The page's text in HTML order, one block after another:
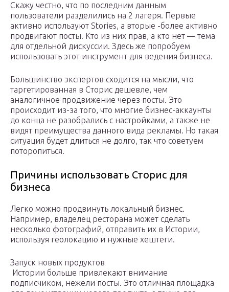
Скажу честно, что по последним данным
пользователи разделились на 2 лагеря. Первые
активно используют Stories, а вторые -более активно
продвигают посты. Кто из них прав, а кто нет — тема
для отдельной дискуссии. Здесь же попробуем
использовать этот инструмент для ведения бизнеса.
Большинство экспертов сходится на мысли, что
таргетированная в Сторис дешевле, чем
аналогичное продвижение через посты. Это
происходит из-за того, что многие бизнес-аккаунты
до конца не разобрались с настройками, а также не
видят преимущества данного вида рекламы. Но такая
ситуация будет длиться не долго, так что советуем
поторопиться.
Причины использовать Сторис для
бизнеса
Легко можно продвинуть локальный бизнес.
Например, владелец ресторана может сделать
несколько фотографий, отправить их в Истории,
используя геолокацию и нужные хештеги.
Запуск новых продуктов
Истории больше привлекают внимание
подписчиком, нежели посты. Это отличная площадка